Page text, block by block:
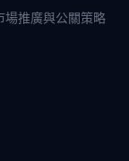
場推廣與公關策略